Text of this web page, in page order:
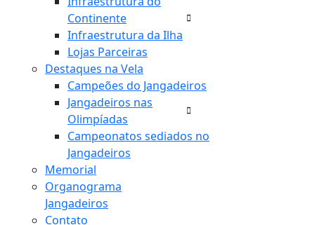
Continente
Infraestrutura da Ilha
Lojas Parceiras
Destaques na Vela
Campeões do Jangadeiros
Jangadeiros nas
Olimpíadas
Campeonatos sediados no
Jangadeiros
Memorial
Organograma
Jangadeiros
Contato